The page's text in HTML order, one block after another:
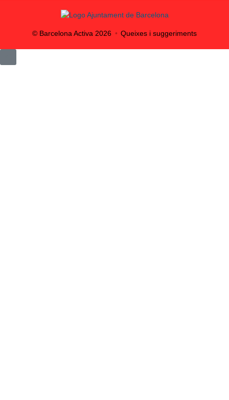
© Barcelona Activa 2026 Queixes i suggeriments